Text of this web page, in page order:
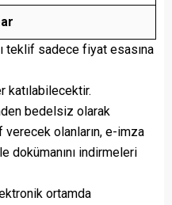
teklif sadece fiyat esasına
katılabilecektir.
bedelsiz olarak
olanların, e-imza
dokümanını indirmeleri
ortamda